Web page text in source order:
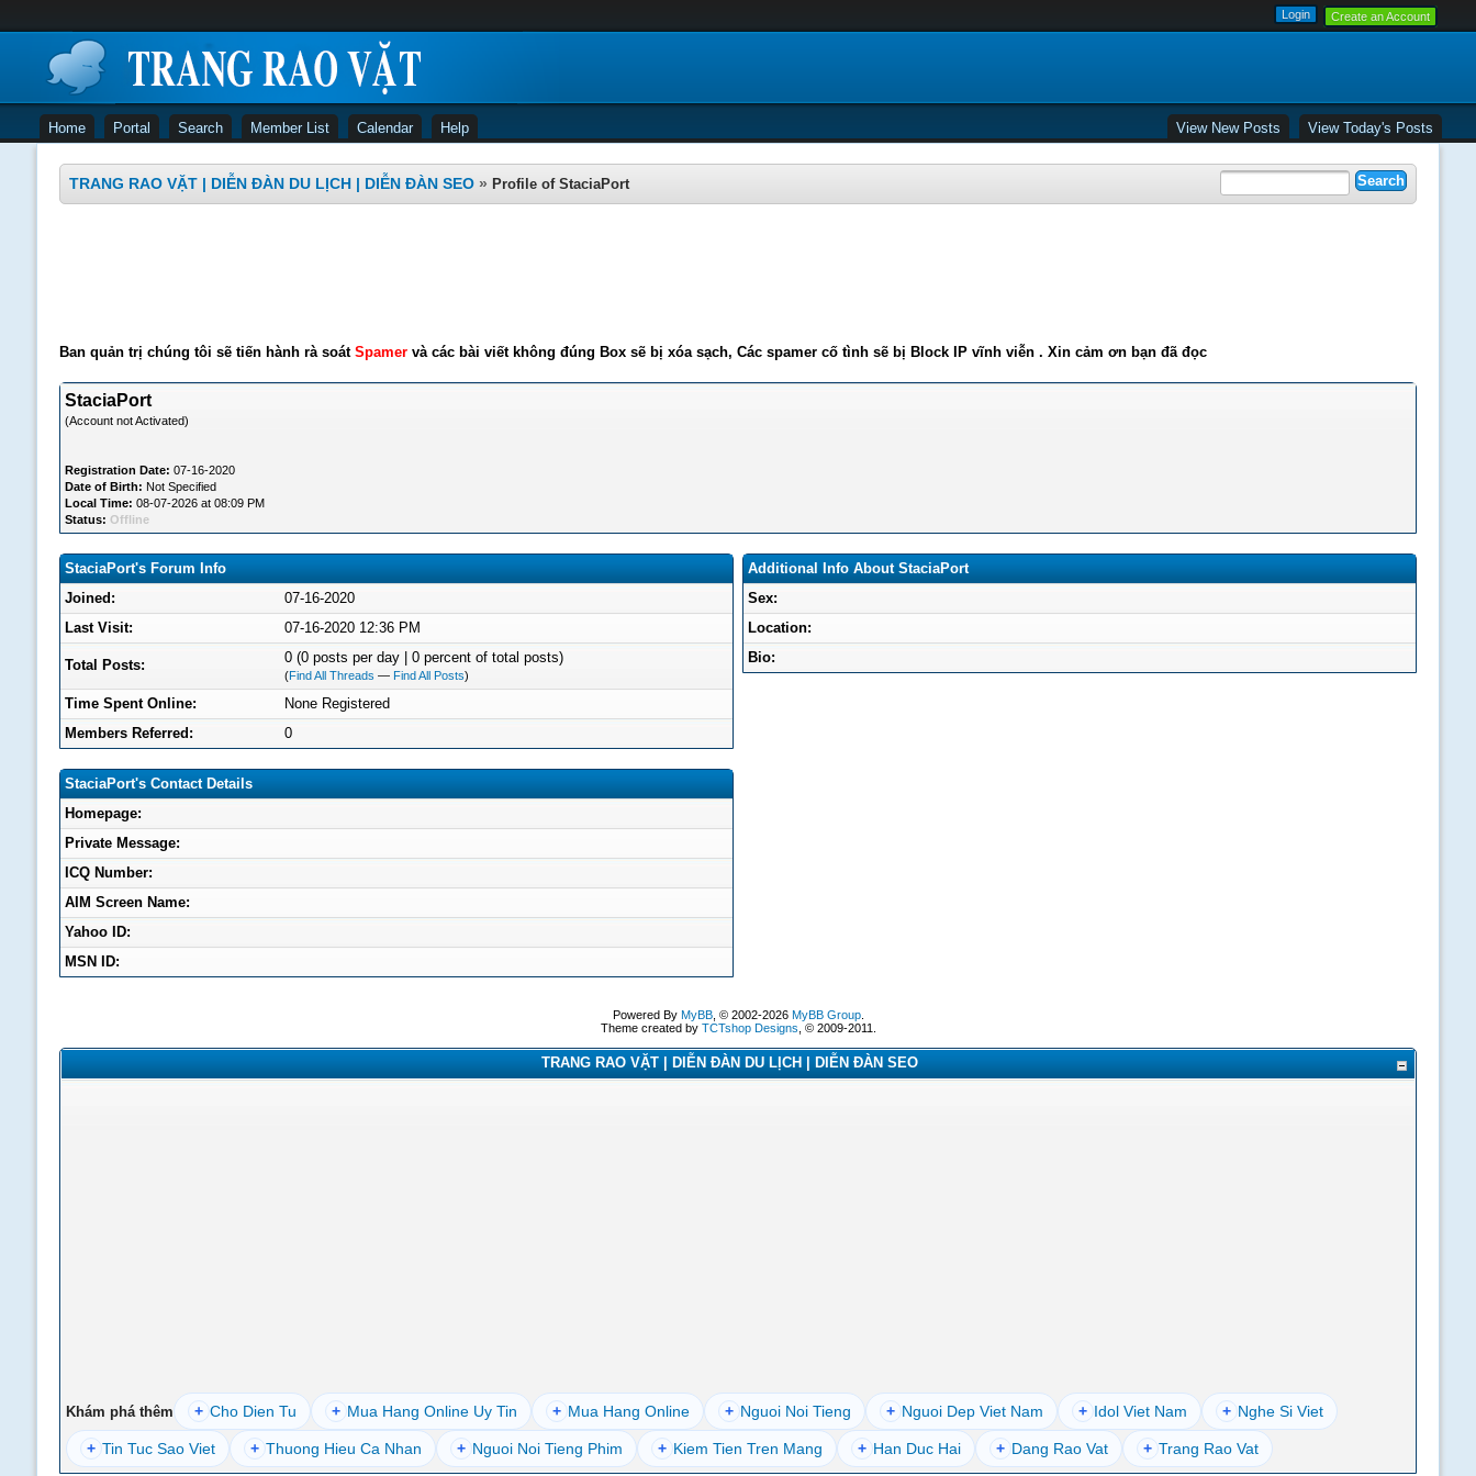
Create an Account
Home Portal Search Member List Calendar Help View New Posts View Today's Posts
TRANG RAO VẶT | DIỄN ĐÀN DU LỊCH | DIỄN ĐÀN SEO » Profile of StaciaPort
Ban quản trị chúng tôi sẽ tiến hành rà soát Spamervà các bài viết không đúng Box sẽ bị xóa sạch, Các spamer cố tình sẽ bị Block IP vĩnh viễn . Xin cảm ơn bạn đã đọc
StaciaPort
(Account not Activated)
Registration Date: 07-16-2020
Date of Birth: Not Specified
Local Time: 08-07-2026 at 08:09 PM
Status: Offline
StaciaPort's Forum Info
Joined:
07-16-2020
Last Visit:
07-16-2020 12:36 PM
Total Posts: 0 (0 posts per day | 0 percent of total posts)
(Find All Threads — Find All Posts)
Time Spent Online:
None Registered
Members Referred:
0
StaciaPort's Contact Details
Homepage:
Private Message:
ICQ Number:
AIM Screen Name:
Yahoo ID:
MSN ID:
Additional Info About StaciaPort
Sex:
Location:
Bio:
Powered By MyBB, © 2002-2026 MyBB Group.
Theme created by TCTshop Designs , © 2009-2011.
TRANG RAO VẶT | DIỄN ĐÀN DU LỊCH | DIỄN ĐÀN SEO
Khám phá thêm + Cho Dien Tu + Mua Hang Online Uy Tin + Mua Hang Online + Nguoi Noi Tieng + Nguoi Dep Viet Nam + Idol Viet Nam + Nghe Si Viet
+ Tin Tuc Sao Viet + Thuong Hieu Ca Nhan + Nguoi Noi Tieng Phim + Kiem Tien Tren Mang + Han Duc Hai + Dang Rao Vat + Trang Rao Vat